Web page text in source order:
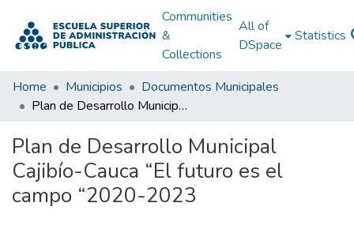
Communities
&
Collections
All of
DSpace
Statistics
Home Municipios
Documentos Municipales
Plan de Desarrollo Municipal Cajibío-Cauca “El futuro es el campo “2020-2023
Plan de Desarrollo Municipal
Cajibío-Cauca “El futuro es el
campo “2020-2023